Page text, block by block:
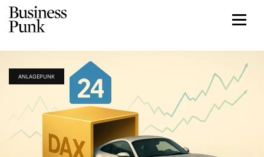
ANLAGEPUNK